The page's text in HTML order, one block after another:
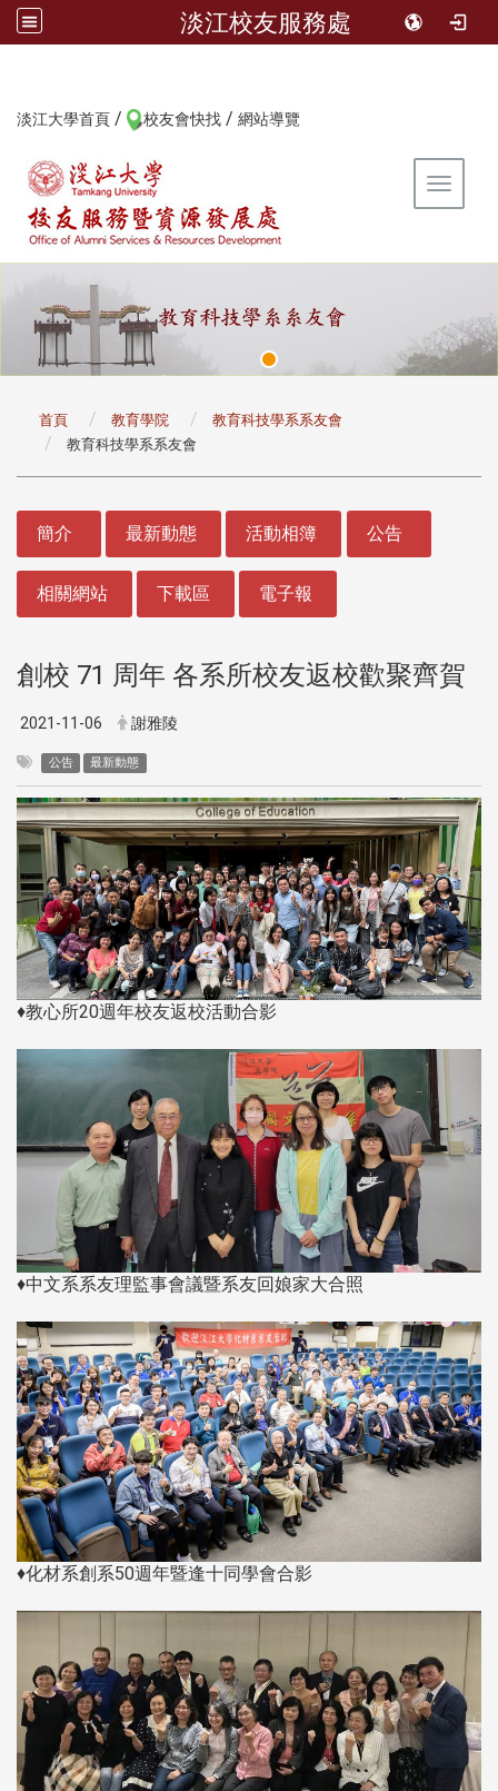
淡江校友服務處
淡江大學首頁 / 校友會快找 / 網站導覽
Toggle
首頁 教育學院
教育科技學系系友會
教育科技學系系友會
簡介 最新動態 活動相簿 公告
相關網站 下載區 電子報
創校 71 周年 各系所校友返校歡聚齊賀
2021-11-06 謝雅陵
公告 最新動態
♦教心所20週年校友返校活動合影
♦中文系系友理監事會議暨系友回娘家大合照
♦化材系創系50週年暨逢十同學會合影